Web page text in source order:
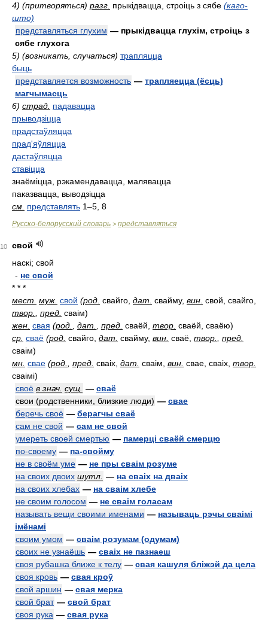
4) (притворяться) разг. прыкідвацца, строіць з сябе (каго-
што)
представляться глухим — прыкідвацца глухім, строіць з
сябе глухога
5) (возникать, случаться) трапляцца
быць
представляется возможность — трапляецца (ёсць)
магчымасць
6) страд. падавацца
прыводзіцца
прадстаўляцца
прад'яўляцца
дастаўляцца
ставіцца
знаёміцца, рэкамендавацца, малявацца
паказвацца, выводзіцца
см. представлять 1–5, 8
Русско-белорусский словарь > представляться
10
свой
наскі; свой
- не свой
* * *
мест. муж. свой (род. свайго, дат. свайму, вин. свой, свайго,
твор.
пред. сваім)
жен. свая (род. дат. пред. сваёй, твор. сваёй, сваёю)
ср. сваё (род. свайго, дат. свайму, вин. сваё, твор.
пред.
сваім)
мн. свае (род. пред. сваіх, дат. сваім, вин. свае, сваіх, твор.
сваімі)
своё в знач. сущ. — сваё
свои (родственники, близкие люди) — свае
беречь своё — берагчы сваё
сам не свой — сам не свой
умереть своей смертью — памерці сваёй смерцю
по-своему — па-свойму
не в своём уме — не пры сваім розуме
на своих двоих шутл. — на сваіх на дваіх
на своих хлебах — на сваім хлебе
не своим голосом — не сваім голасам
называть вещи своими именами — называць рэчы сваімі
імёнамі
своим умом — сваім розумам (одумам)
своих не узнаёшь — сваіх не пазнаеш
своя рубашка ближе к телу — свая кашуля бліжэй да цела
своя кровь — свая кроў
свой аршин — свая мерка
свой брат — свой брат
своя рука — свая рука